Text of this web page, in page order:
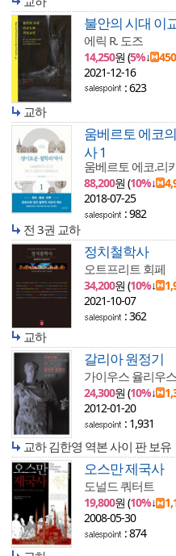
불안의 시대 이
에릭 R. 도즈
14,250원 (5%↓ 450
2021-12-16
: 623
교하
움베르토 에코
사 1
움베르토 에코.리
88,200원 (10%↓
2018-07-25
: 982
전 3권 교하
정치철학사
오트프리트 회페
34,200원 (10%↓
2021-10-07
: 362
교하
갈리아 원정기
가이우스 율리우
24,300원 (10%↓
2012-01-20
: 1,931
교하 김한영 역본 사이 판 보유
오스만 제국사
도널드 쿼터트
19,800원 (10%↓
2008-05-30
: 874